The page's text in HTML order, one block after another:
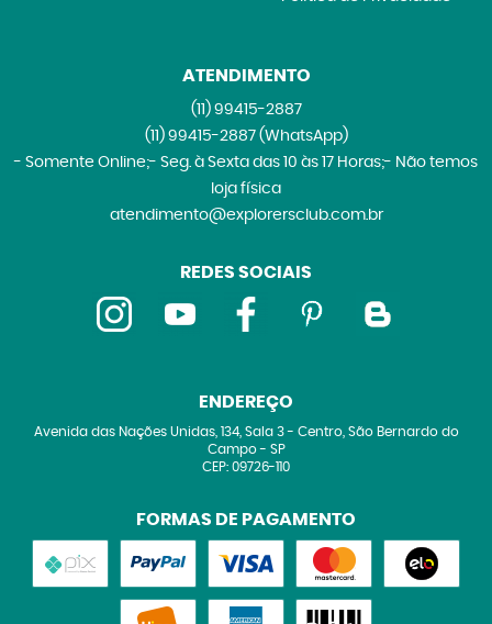
ATENDIMENTO
(11)99415-2887
(11)99415-2887 (WhatsApp)
- Somente Online;- Seg. à Sexta das 10 às 17 Horas;- Não temos
loja física
atendimento@explorersclub.com.br
REDES SOCIAIS
ENDEREÇO
Avenida das Nações Unidas, 134, Sala 3- Centro, São Bernardo do
Campo- SP
CEP: 09726-110
FORMAS DE PAGAMENTO